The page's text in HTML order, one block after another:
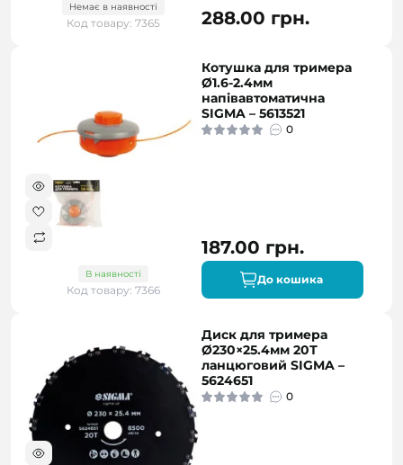
Немає в наявності
Код товару: 7365 288.00 грн.
В наявності
Код товару: 7366
Котушка для тримера
Ø1.6-2.4мм
напівавтоматична
SIGMA – 5613521
0
187.00 грн.
До кошика
Диск для тримера
Ø230×25.4мм 20Т
ланцюговий SIGMA –
5624651
0